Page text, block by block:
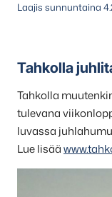
Laajis sunnuntaina
Tahkolla
Tahkolla
tulevana
luvassa
Lue lisää